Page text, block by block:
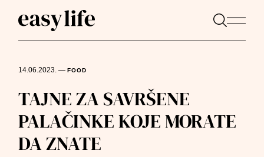
14.06.2023.—FOOD
TAJNE ZA SAVRŠENE
PALAČINKE KOJE MORATE
DA ZNATE